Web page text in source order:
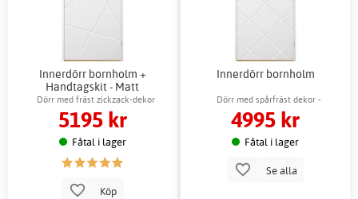
Innerdörr bornholm +
Handtagskit - Matt
Dörr med fräst zickzack-dekor
5195 kr
Fåtal i lager
Köp
Innerdörr bornholm
Dörr med spårfräst dekor -
Vänster/Höger hängning
4995 kr
Fåtal i lager
Se alla